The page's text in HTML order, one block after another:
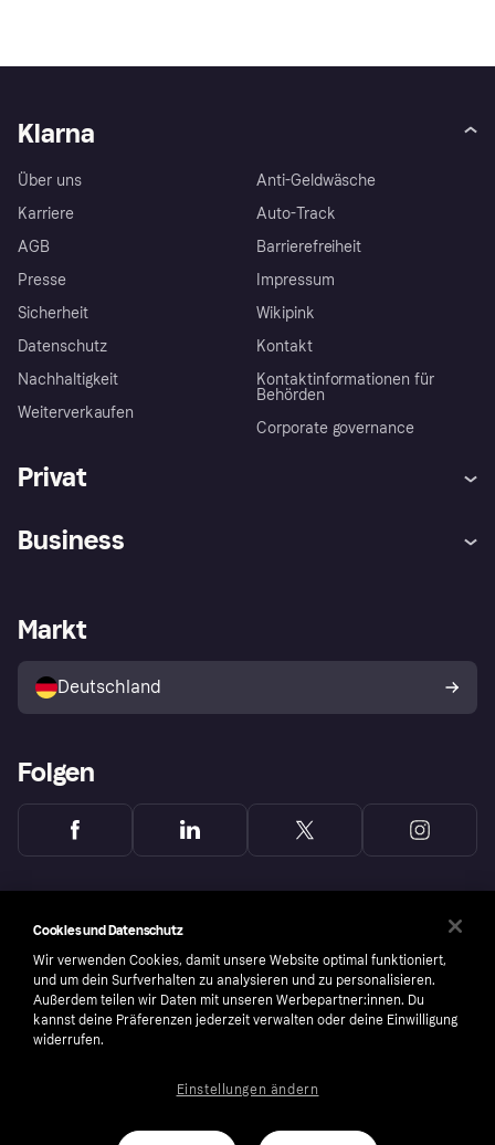
Klarna
Über uns
Karriere
AGB
Presse
Sicherheit
Datenschutz
Nachhaltigkeit
Weiterverkaufen
Anti-Geldwäsche
Auto-Track
Barrierefreiheit
Impressum
Wikipink
Kontakt
Kontaktinformationen für
Behörden
Corporate governance
Privat
Klarna App
Shops entdecken
Käuferschutzrichtlinie
Dein Widerrufsrecht
Business
Händlerportal
Markt
Deutschland
Folgen
number: 556737-0431
Cookies und Datenschutz
Wir verwenden Cookies, damit unsere Website optimal funktioniert,
und um dein Surfverhalten zu analysieren und zu personalisieren.
Außerdem teilen wir Daten mit unseren Werbepartner:innen. Du
kannst deine Präferenzen jederzeit verwalten oder deine Einwilligung
widerrufen.
Einstellungen ändern